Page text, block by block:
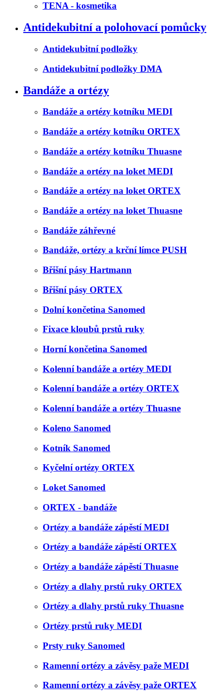
TENA - kosmetika
Antidekubitní a polohovací pomůcky
Antidekubitní podložky
Antidekubitní podložky DMA
Bandáže a ortézy
Bandáže a ortézy kotníku MEDI
Bandáže a ortézy kotníku ORTEX
Bandáže a ortézy kotníku Thuasne
Bandáže a ortézy na loket MEDI
Bandáže a ortézy na loket ORTEX
Bandáže a ortézy na loket Thuasne
Bandáže záhřevné
Bandáže, ortézy a krční límce PUSH
Břišní pásy Hartmann
Břišní pásy ORTEX
Dolní končetina Sanomed
Fixace kloubů prstů ruky
Horní končetina Sanomed
Kolenní bandáže a ortézy MEDI
Kolenní bandáže a ortézy ORTEX
Kolenní bandáže a ortézy Thuasne
Koleno Sanomed
Kotník Sanomed
Kyčelní ortézy ORTEX
Loket Sanomed
ORTEX - bandáže
Ortézy a bandáže zápěstí MEDI
Ortézy a bandáže zápěstí ORTEX
Ortézy a bandáže zápěstí Thuasne
Ortézy a dlahy prstů ruky ORTEX
Ortézy a dlahy prstů ruky Thuasne
Ortézy prstů ruky MEDI
Prsty ruky Sanomed
Ramenní ortézy a závěsy paže MEDI
Ramenní ortézy a závěsy paže ORTEX